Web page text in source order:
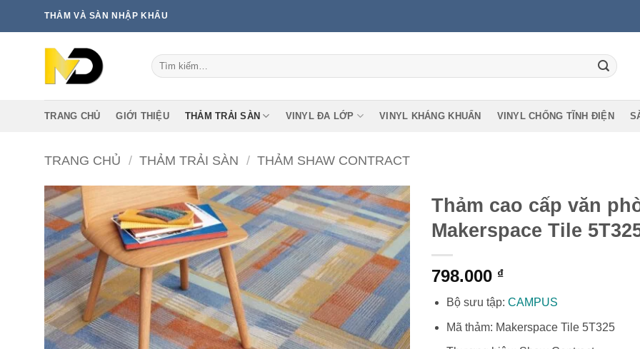
THẢM VÀ SÀN NHẬP KHẨU
Tìm
kiếm:
TRANG CHỦ GIỚI THIỆU THẢM TRẢI SÀN VINYL ĐA LỚP VINYL KHÁNG KHUẨN VINYL CHỐNG TĨNH ĐIỆN
TRANG CHỦ / THẢM TRẢI SÀN / THẢM SHAW CONTRACT
Thảm cao cấp văn
Makerspace Tile
798.000 ₫
Bộ sưu tập: CAMPUS
Mã thảm: Makerspace Tile 5T325